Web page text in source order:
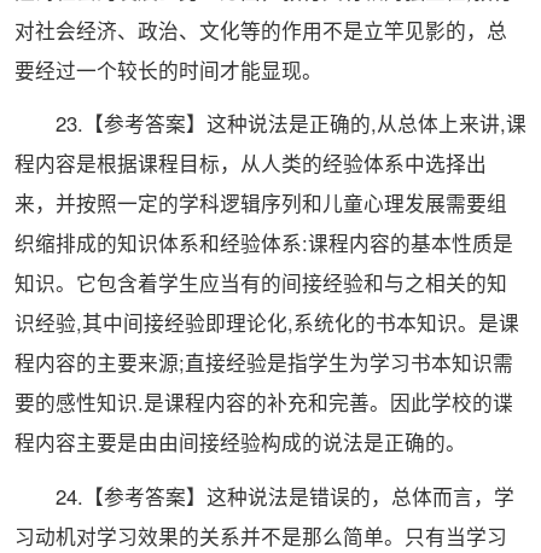
对社会经济、政治、文化等的作用不是立竿见影的，总
要经过一个较长的时间才能显现。
23.【参考答案】这种说法是正确的,从总体上来讲,课
程内容是根据课程目标，从人类的经验体系中选择出
来，并按照一定的学科逻辑序列和儿童心理发展需要组
织缩排成的知识体系和经验体系:课程内容的基本性质是
知识。它包含着学生应当有的间接经验和与之相关的知
识经验,其中间接经验即理论化,系统化的书本知识。是课
程内容的主要来源;直接经验是指学生为学习书本知识需
要的感性知识.是课程内容的补充和完善。因此学校的谍
程内容主要是由由间接经验构成的说法是正确的。
24.【参考答案】这种说法是错误的，总体而言，学
习动机对学习效果的关系并不是那么简单。只有当学习